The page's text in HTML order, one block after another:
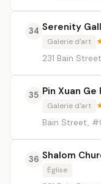
34 Serenity
Galerie d'art
231 Bain
35 Pin Xuan Ge
Galerie d'art
Bain Street,
36 Shalom
Église